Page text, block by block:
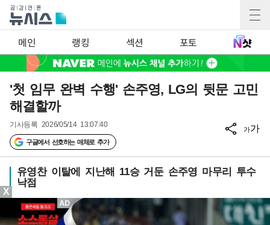
메인 랭킹 섹션 포토
'첫 임무 완벽 수행' 손주영, LG의 뒷문 고민
해결할까
기사등록 2026/05/14 13:07:40
구글에서 선호하는 매체로 추가
가가
유영찬 이탈에 지난해 11승 거둔 손주영 마무리 투수
낙점
X